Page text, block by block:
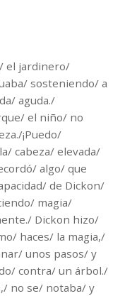
el jardinero/
sosteniendo/ a
aguda./
el niño/ no
¡Puedo/
cabeza/ elevada/
algo/ que
de Dickon/
magia/
Dickon hizo/
haces/ la magia,/
unos pasos/ y
contra/ un árbol./
no se/ notaba/ y